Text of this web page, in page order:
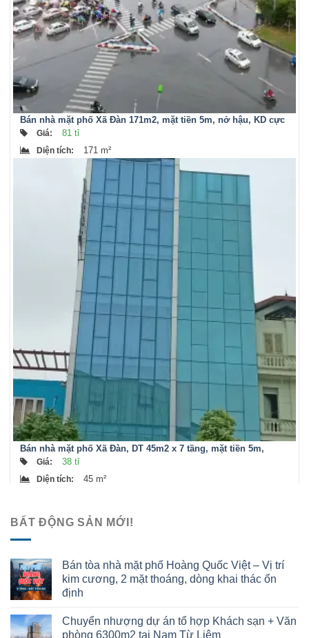
Bán nhà mặt phố Xã Đàn 171m2, mặt tiền 5m, nở hậu, KD cực
tốt
Giá: 81 tỉ
Diện tích: 171 m²
Bán nhà mặt phố Xã Đàn, DT 45m2 x 7 tầng, mặt tiền 5m,
thang máy vi vu
Giá: 38 tỉ
Diện tích: 45 m²
BẤT ĐỘNG SẢN MỚI!
Bán tòa nhà mặt phố Hoàng Quốc Việt – Vị trí
kim cương, 2 mặt thoáng, dòng khai thác ổn
định
Chuyển nhượng dự án tổ hợp Khách sạn + Văn
phòng 6300m2 tại Nam Từ Liêm